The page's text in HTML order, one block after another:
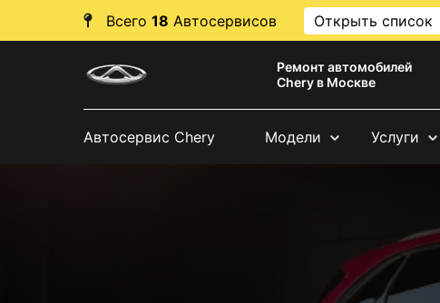
Всего 18 Автосервисов Открыть список
Ремонт автомобилей
Chery в Москве
Автосервис Chery Модели Услуги